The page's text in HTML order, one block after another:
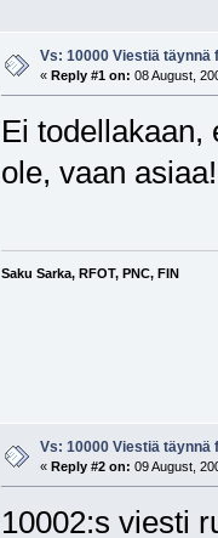
Vs: 10000 Viestiä täynnä
« Reply #1 on: 08 August,
Ei todellakaan,
ole, vaan
Saku Sarka, RFOT, PNC, FIN
Vs: 10000 Viestiä täynnä
« Reply #2 on: 09 August,
10002:s viesti